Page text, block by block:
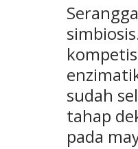
sudah
tahap
pada